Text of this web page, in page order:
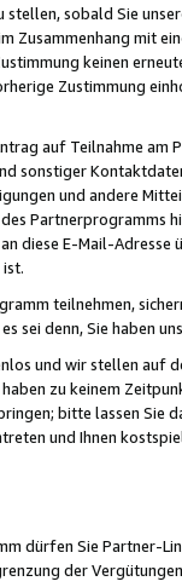
sobald Sie
Zusammenhang mit
keinen
Zustimmung
auf Teilnahme
sonstiger
und andere
Partnerprogramms
diese E-Mail-
teilnehmen,
sei denn, Sie haben
und wir stellen auf
zu keinem
bitte lassen Sie
und Ihnen
dürfen Sie Partner-
der